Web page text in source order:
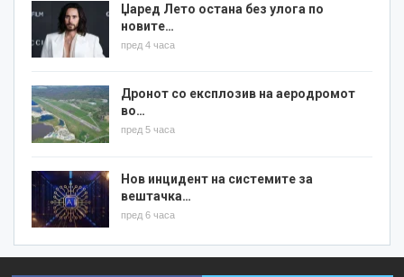
Џаред Лето остана без улога по
новите…
пред 4 часа
Дронот со експлозив на аеродромот
во…
пред 5 часа
Нов инцидент на системите за
вештачка…
пред 6 часа